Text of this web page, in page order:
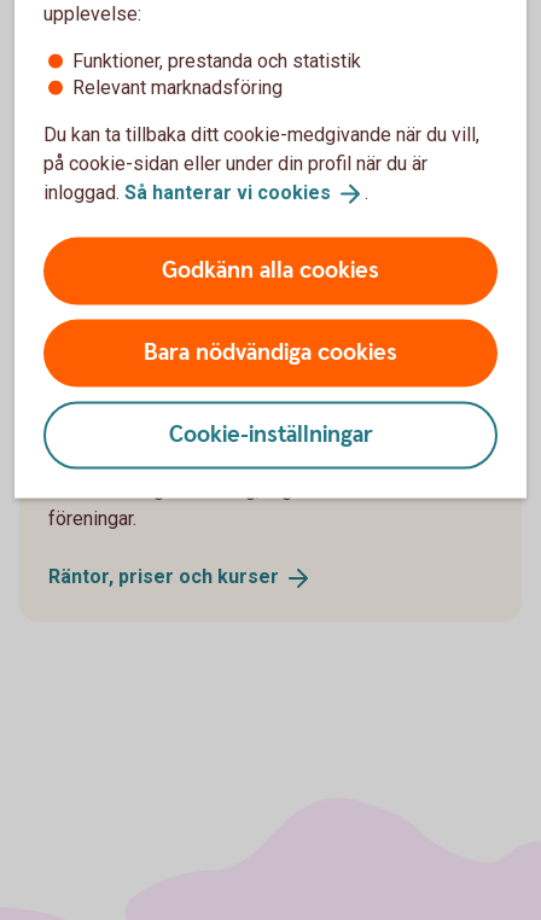
Vanliga tjänster på kontor ochonline
Betalningstjänster
Lånetjänster
Pensions- ochförsäkringstjänster
E-legitimation/
Avgifter för lån kopplade till dinbostad
Företag – räntor, priser och
kurser
Räntor, kurser och priser för flera av våra tjänster
föreningar.
Räntor, priser och kurser
upplevelse:
Funktioner, prestanda och statistik
Relevant marknadsföring
Du kan ta tillbaka ditt cookie-medgivande när du vill,
på cookie-sidan eller under din profil när du är
inloggad. Så hanterar vi cookies .
Godkänn alla cookies
Bara nödvändiga cookies
Cookie-inställningar